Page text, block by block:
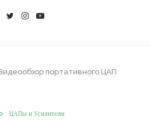
портативного ЦАП
ЦАПы и Усилители